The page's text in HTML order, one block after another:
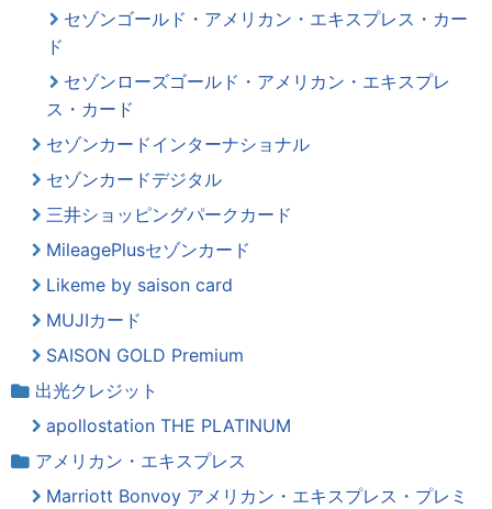
セゾンゴールド・アメリカン・エキスプレス・カー
ド
セゾンローズゴールド・アメリカン・エキスプレ
ス・カード
セゾンカードインターナショナル
セゾンカードデジタル
三井ショッピングパークカード
MileagePlusセゾンカード
Likeme by saison card
MUJIカード
SAISON GOLD Premium
出光クレジット
apollostation THE PLATINUM
アメリカン・エキスプレス
Marriott Bonvoy アメリカン・エキスプレス・プレミ